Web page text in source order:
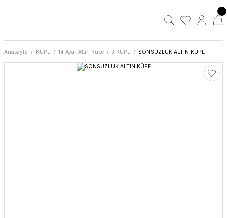
Anasayfa KÜPE 14 Ayar Altın Küpe J KÜPE SONSUZLUK ALTIN KÜPE